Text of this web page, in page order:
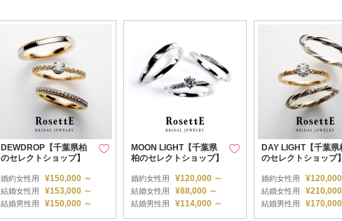
DEWDROP【千葉県柏
のセレクトショップ】
婚約女性用 ¥150,000 ～
結婚女性用 ¥153,000 ～
結婚男性用 ¥150,000 ～
MOON LIGHT【千葉県
柏のセレクトショップ】
婚約女性用 ¥120,000 ～
結婚女性用 ¥88,000 ～
結婚男性用 ¥114,000 ～
DAY LIGHT【千葉県
のセレクトショップ】
婚約女性用 ¥120,000
結婚女性用 ¥210,000
結婚男性用 ¥170,000